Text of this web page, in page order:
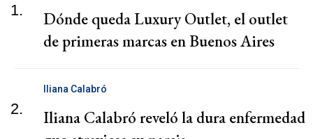
1.
Dónde queda Luxury Outlet, el outlet
de primeras marcas en Buenos Aires
2.
Iliana Calabró
Iliana Calabró reveló la dura enfermedad